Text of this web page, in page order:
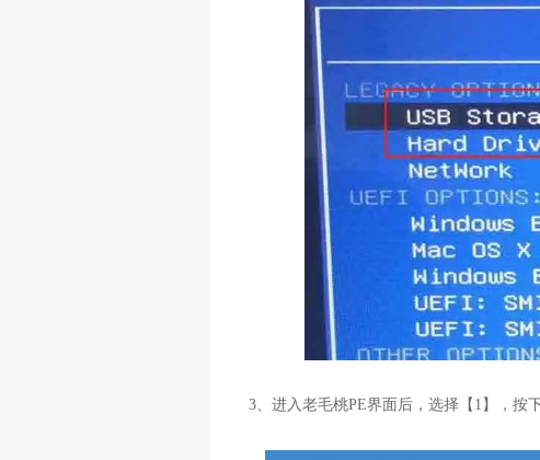
3、进入老毛桃PE界面后，选择【1】，按